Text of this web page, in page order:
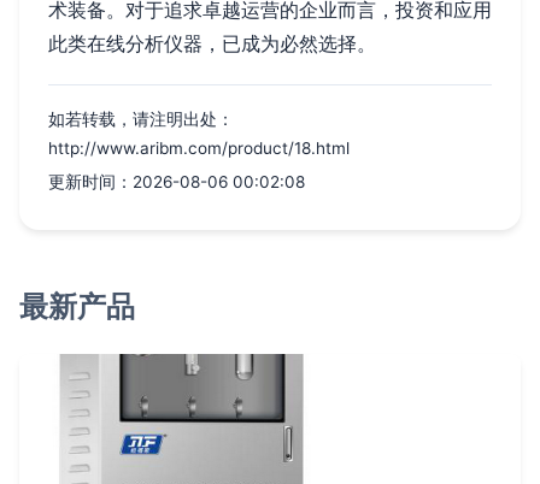
术装备。对于追求卓越运营的企业而言，投资和应用
此类在线分析仪器，已成为必然选择。
如若转载，请注明出处：
http://www.aribm.com/product/18.html
更新时间：2026-08-06 00:02:08
最新产品